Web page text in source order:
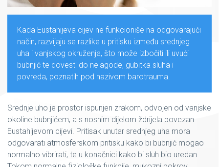
Kada Eustahijeva cijev ne funkcioniše na odgovarajući
način, razvijaju se razlike u pritisku između srednjeg
uha i vanjskog okruženja, što može izbočiti ili uvući
bubnjić te dovesti do nelagode, gubitka sluha i
povreda, poznatih pod nazivom barotrauma.
Srednje uho je prostor ispunjen zrakom, odvojen od vanjske
okoline bubnjićem, a s nosnim dijelom ždrijela povezan
Eustahijevom cijevi. Pritisak unutar srednjeg uha mora
odgovarati atmosferskom pritisku kako bi bubnjić mogao
normalno vibrirati, te u konačnici kako bi sluh bio uredan.